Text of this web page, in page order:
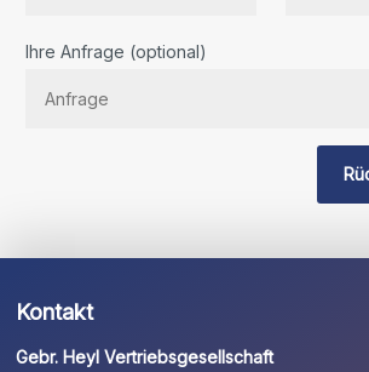
Sie
Ihre Anfrage (optional)
Kontakt
Gebr. Heyl Vertriebsgesellschaft